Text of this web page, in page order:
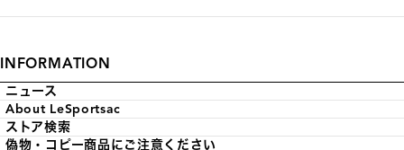
INFORMATION
ニュース
About LeSportsac
ストア検索
偽物・コピー商品にご注意ください